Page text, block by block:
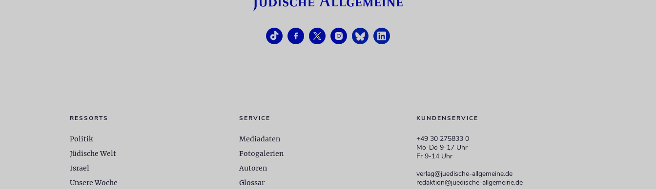
KUNDENSERVICE
+49 30 275833 0
Mo-Do 9-17 Uhr
Fr 9-14 Uhr
verlag@juedische-allgemeine.de
redaktion@juedische-allgemeine.de
RESSORTS
Politik
Jüdische Welt
Israel
Unsere Woche
SERVICE
Mediadaten
Fotogalerien
Autoren
Glossar